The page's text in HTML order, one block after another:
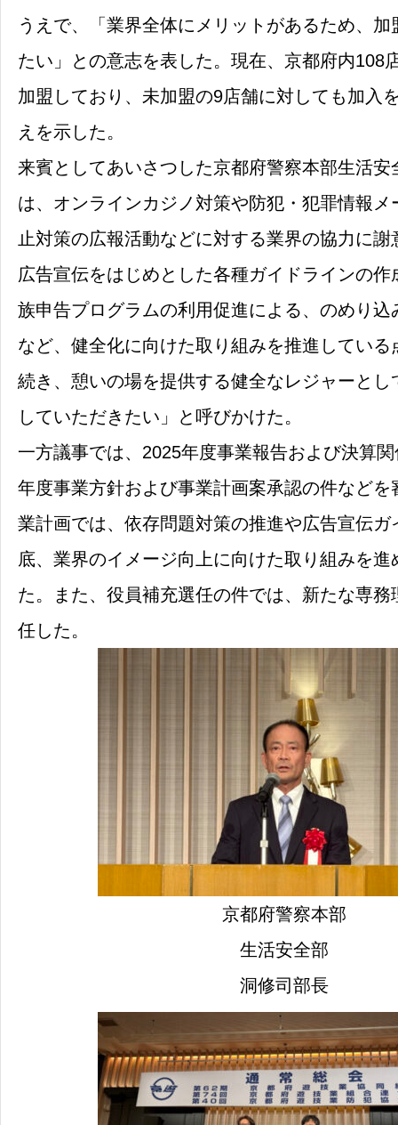
うえで、「業界全体にメリットがあるため、
たい」との意志を表した。現在、京都府内108
加盟しており、未加盟の9店舗に対しても加入
えを示した。
来賓としてあいさつした京都府警察本部生活安
は、オンラインカジノ対策や防犯・犯罪情報
止対策の広報活動などに対する業界の協力に
広告宣伝をはじめとした各種ガイドラインの
族申告プログラムの利用促進による、のめり込
など、健全化に向けた取り組みを推進してい
続き、憩いの場を提供する健全なレジャーとし
していただきたい」と呼びかけた。
一方議事では、2025年度事業報告および決算
年度事業方針および事業計画案承認の件などを
業計画では、依存問題対策の推進や広告宣伝ガ
底、業界のイメージ向上に向けた取り組みを進
た。また、役員補充選任の件では、新たな専
任した。
京都府警察本部
生活安全部
洞修司部長